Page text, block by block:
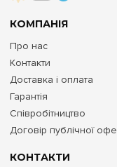
КОНТАКТИ
КОМПАНІЯ
Про нас
Контакти
Доставка і оплата
Гарантія
Співробітництво
Договір публічної